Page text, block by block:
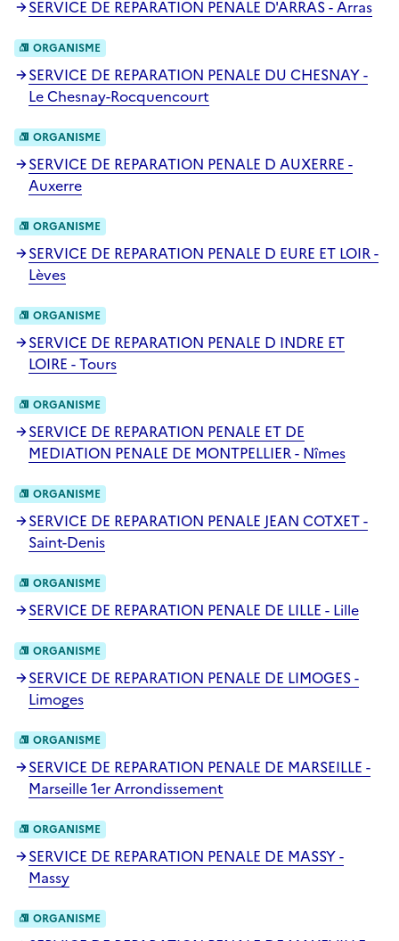
SERVICE DE REPARATION PENALE D'ARRAS - Arras
ORGANISME
SERVICE DE REPARATION PENALE DU CHESNAY -
Le Chesnay-Rocquencourt
ORGANISME
SERVICE DE REPARATION PENALE D AUXERRE -
Auxerre
ORGANISME
SERVICE DE REPARATION PENALE D EURE ET LOIR -
Lèves
ORGANISME
SERVICE DE REPARATION PENALE D INDRE ET
LOIRE - Tours
ORGANISME
SERVICE DE REPARATION PENALE ET DE
MEDIATION PENALE DE MONTPELLIER - Nîmes
ORGANISME
SERVICE DE REPARATION PENALE JEAN COTXET -
Saint-Denis
ORGANISME
SERVICE DE REPARATION PENALE DE LILLE - Lille
ORGANISME
SERVICE DE REPARATION PENALE DE LIMOGES -
Limoges
ORGANISME
SERVICE DE REPARATION PENALE DE MARSEILLE -
Marseille 1er Arrondissement
ORGANISME
SERVICE DE REPARATION PENALE DE MASSY -
Massy
ORGANISME